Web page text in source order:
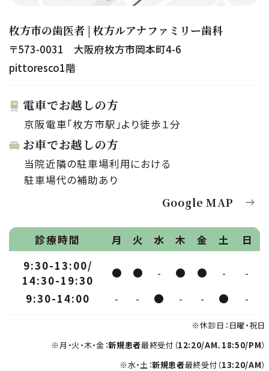
枚方市の歯医者 | 枚方ルアナファミリー歯科
〒573-0031 大阪府枚方市岡本町4-6
pittoresco1階
電車でお越しの方
京阪電車「枚方市駅」より徒歩１分
お車でお越しの方
当院近隣の駐車場利用における
駐車場代の補助あり
Google MAP
診療時間 月 火 水 木 金 土
日
9:30-13:00/
14:30-19:30
● ● - ● ● -
-
9:30-14:00
- - ● - - ● -
※休診日：日曜・祝日
※月・火・木・金：新規患者最終受付（12:20/AM、 18:50/PM）
※水・土：新規患者最終受付（13:20/AM）